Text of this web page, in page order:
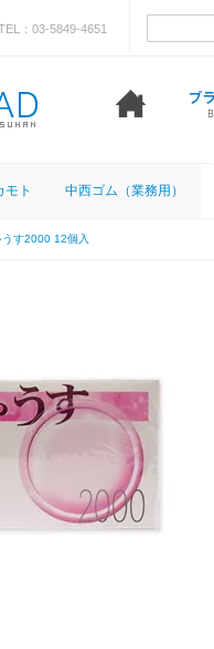
：03-5849-4651
モト 中西ゴム（業務用）
うす2000 12個入